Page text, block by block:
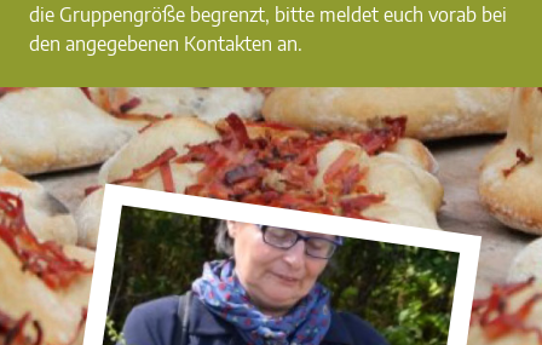
die Gruppengröße begrenzt, bitte meldet euch vorab bei
den angegebenen Kontakten an.